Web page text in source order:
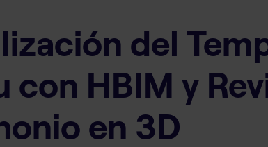
del
con HBIM y
en 3D